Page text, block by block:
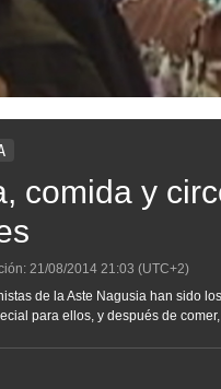
comida y
21/08/2014 21:03 (UTC+2)
de la Aste Nagusia han sido
para ellos, y después de